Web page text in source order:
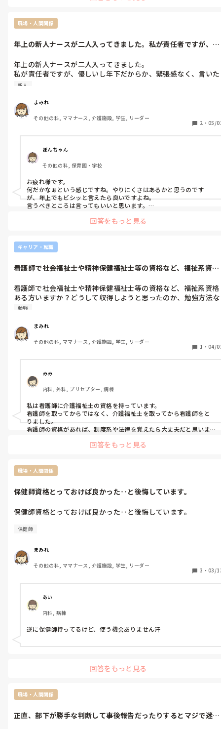
あとは個人の問題もあるかもしれません。誤薬も気にせず、投薬内容
すね。
職場・人間関係
年上の新人ナースが二人入ってきました。私が責任者ですが、優
年上の新人ナースが二人入ってきました。
私が責任者ですが、優しいし年下だからか、緊張感なく、言いた
いこと言ってきたり。。おしゃべりしたり。何だか緊張感なく
ーになりそうで嫌です。
新人
まみれ
その他の科, ママナース, 介護施設, 学生, リーダー
2 ・ 05/
ぼんちゃん
その他の科, 保育園・学校
お疲れ様です。
何だかなぁという感じですね。やりにくさはあるかと思うのです
が、年上でもビシッと言えたら良いですよね。
言うべきところは言ってもいいと思います。
わたしも年上の新人さんのプリをしたことがありますが、真面目な
難しいですが、お互いがんばりましょう(>_<)あまり上手なアドバイ
スができずすみません💦
回答をもっと見る
キャリア・転職
看護師で社会福祉士や精神保健福祉士等の資格など、福祉系資格
看護師で社会福祉士や精神保健福祉士等の資格など、福祉系資格
ある方いますか？どうして収得しようと思ったのか、勉強方法な
ど知りたいです。
勉強
まみれ
その他の科, ママナース, 介護施設, 学生, リーダー
1 ・ 04/
みみ
内科, 外科, プリセプター, 病棟
私は看護師に介護福祉士の資格を持っています。
看護師を取ってからではなく、介護福祉士を取ってから看護師をと
りました。
看護師の資格があれば、制度系や法律を覚えたら大丈夫だと思いま
回答をもっと見る
職場・人間関係
保健師資格とっておけば良かった‥と後悔しています。
保健師資格とっておけば良かった‥と後悔しています。
保健師
まみれ
その他の科, ママナース, 介護施設, 学生, リーダー
3 ・ 03/
あい
内科, 病棟
逆に保健師持ってるけど、使う機会ありません汗
回答をもっと見る
職場・人間関係
正直、部下が勝手な判断して事後報告だったりするとマジで迷惑